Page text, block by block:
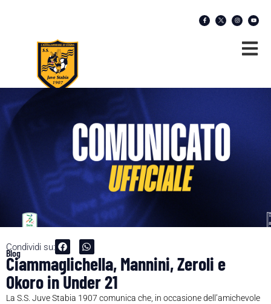
Condividi su:
Blog
Ciammaglichella, Mannini, Zeroli e
Okoro in Under 21
La S.S. Juve Stabia 1907 comunica che, in occasione dell’amichevole